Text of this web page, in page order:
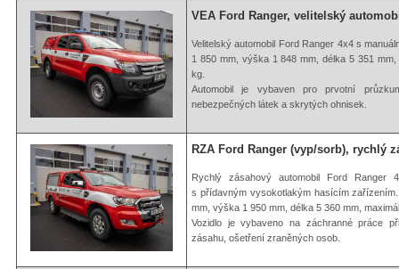
VEA Ford Ranger, velitelský
Velitelský automobil Ford Ranger 4x4 s
1 850 mm, výška 1 848 mm, délka 5 351
kg.
Automobil je vybaven pro prvotní
nebezpečných látek a skrytých ohnisek.
RZA Ford Ranger (vyp/sorb), rychlý
Rychlý zásahový automobil Ford Ranger
s přídavným vysokotlakým hasícím
mm, výška 1 950 mm, délka 5 360 mm,
Vozidlo je vybaveno na záchranné práce
zásahu, ošetření zraněných osob.